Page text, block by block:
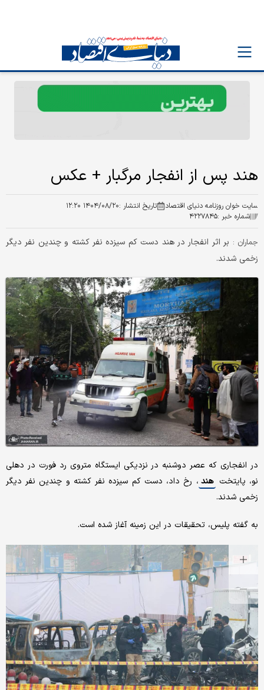
هند پس از انفجار مرگبار + عکس
سایت خوان روزنامه دنیای اقتصاد تاریخ انتشار :۱۴۰۴/۰۸/۲۰ ۱۲:۲۰
شماره خبر :۴۲۲۷۸۴۵
جماران : بر اثر انفجار در هند دست کم سیزده نفر کشته و چندین نفر دیگر
زخمی شدند.
در انفجاری که عصر دوشنبه در نزدیکی ایستگاه متروی رد فورت در دهلی
نو، پایتخت هند ، رخ داد، دست کم سیزده نفر کشته و چندین نفر دیگر
زخمی شدند.
به گفته پلیس، تحقیقات در این زمینه آغاز شده است.